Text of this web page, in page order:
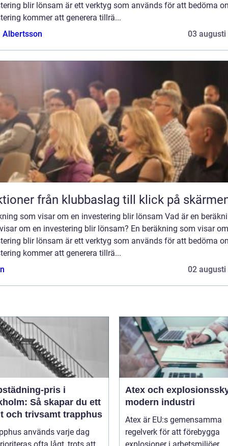
blir lönsam är ett verktyg som används för att bedöma
kommer att generera tillrä...
Albertsson
03 augusti
Auktioner från klubbaslag till klick på
som visar om en investering blir lönsam Vad är en
om en investering blir lönsam? En beräkning som visar
blir lönsam är ett verktyg som används för att bedöma
kommer att generera tillrä...
02 augusti
pris i
Så skapar du ett
och trivsamt trapphus
används varje dag
Atex och
modern industri
Atex är EU:s gemensamma
regelverk för att förebygga